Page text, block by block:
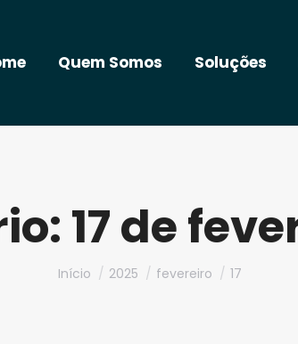
Quem Somos Soluções
17 de
Você está aqui:
Início 2025 fevereiro 17